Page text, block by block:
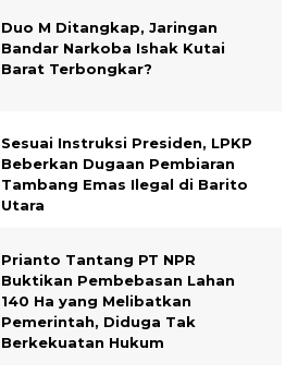
Duo M Ditangkap, Jaringan
Bandar Narkoba Ishak Kutai
Barat Terbongkar?
Sesuai Instruksi Presiden, LPKP
Beberkan Dugaan Pembiaran
Tambang Emas Ilegal di Barito
Utara
Prianto Tantang PT NPR
Buktikan Pembebasan Lahan
140 Ha yang Melibatkan
Pemerintah, Diduga Tak
Berkekuatan Hukum